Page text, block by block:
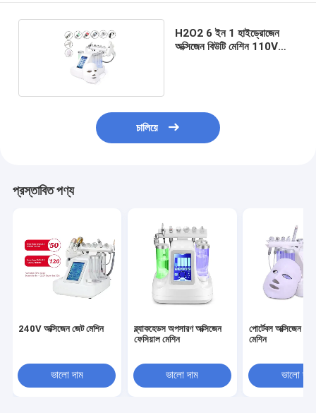
H2O2 6 ইন 1 হাইড্রোজেন
অক্সিজেন বিউটি মেশিন 110V
চালিয়ে
প্রস্তাবিত পণ্য
240V অক্সিজেন জেট মেশিন
ভালো দাম
ব্ল্যাকহেডস অপসারণ অক্সিজেন
ফেসিয়াল মেশিন
ভালো দাম
পোর্টেবল অক্সিজেন
মেশিন
ভালো দাম